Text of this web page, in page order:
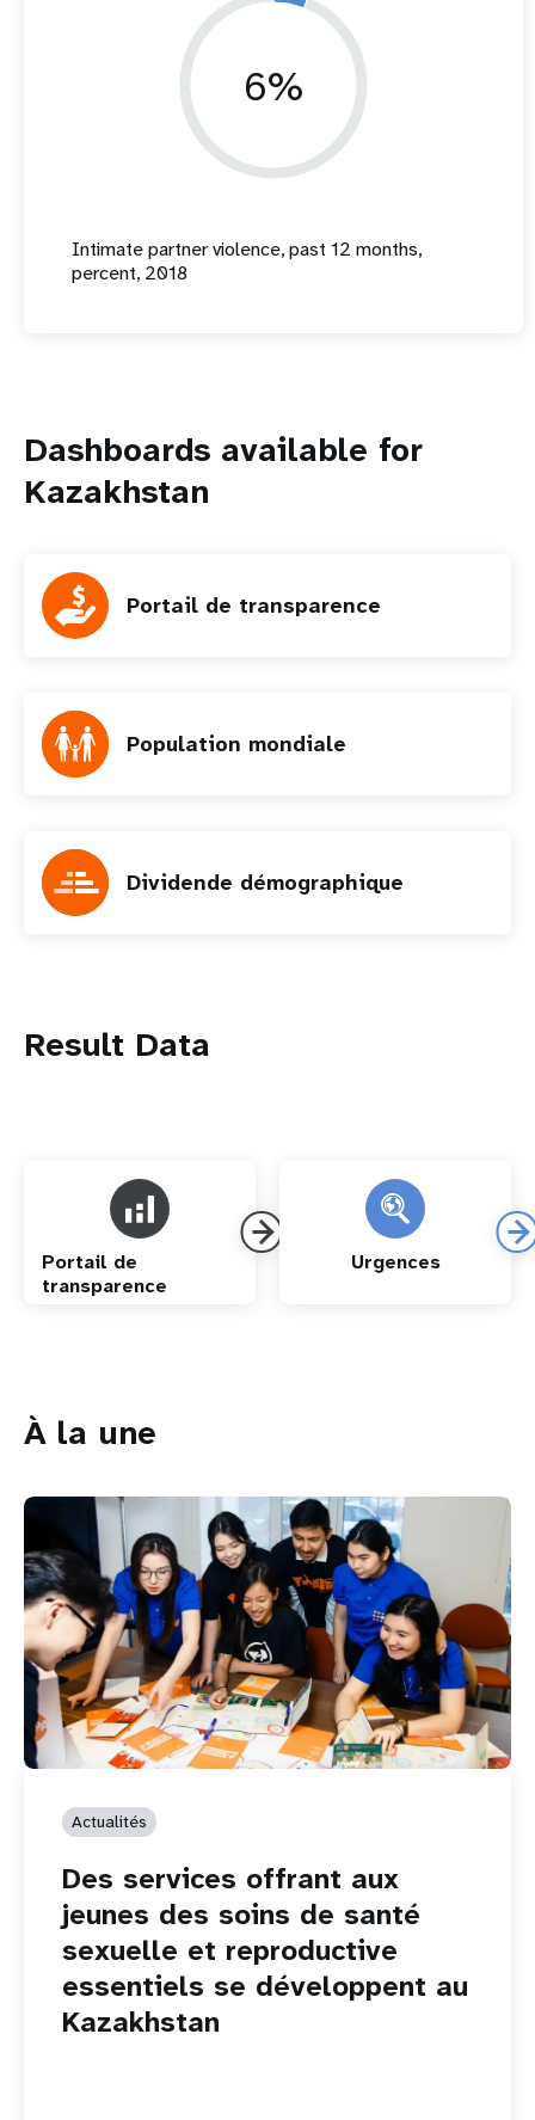
6%
Intimate partner violence, past 12 months,
percent, 2018
Dashboards available for
Kazakhstan
Portail de transparence
Population mondiale
Dividende démographique
Result Data
Portail de
transparence
Urgences
À la une
Actualités
Des services offrant aux
jeunes des soins de santé
sexuelle et reproductive
essentiels se développent au
Kazakhstan